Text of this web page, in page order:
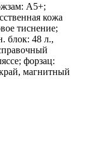
А5+;
кожа
тиснение;
блок: 48 л.,
форзац:
магнитный